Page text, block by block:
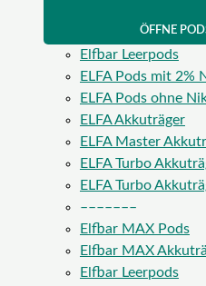
ÖFFNE
Elfbar Leerpods
ELFA Pods mit 2%
ELFA Pods ohne
ELFA Akkuträger
ELFA Master
ELFA Turbo
ELFA Turbo
–––––––
Elfbar MAX Pods
Elfbar MAX
Elfbar Leerpods